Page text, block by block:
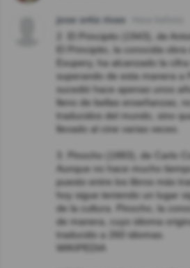
jose ortiz rivas
2. El Principito (1943), de
El Principito, la conocida obra
Exupery, ha alcanzado la
superando de esta manera a
sucedió hace apenas unos
lleno de bellas enseñanzas,
traducidos del mundo, sino
llevado al cine varias veces.
3. Pinocho (1883), de Carlo
Aunque no hace mucho
puesto entre los libros más
hoy sigue teniendo un lugar
de la cultura. Pinocho, la
de manera, cuyo idioma
traducido a 260 idiomas.
WIKIPEDIA